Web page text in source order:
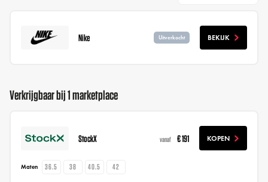
Nike Uitverkocht BEKIJK
Verkrijgbaar bij 1 marketplace
StockX vanaf € 191 KOPEN
Maten 36.5 38 40.5 42